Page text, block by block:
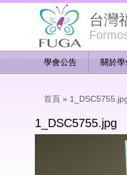
台灣
學會公告 關於學
首頁 »
1_DSC5755.jpg